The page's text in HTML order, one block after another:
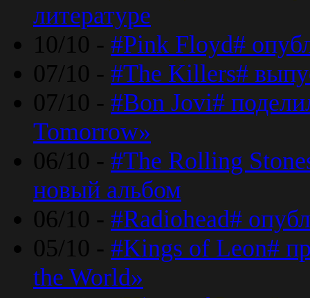
литературе
10/10 - #Pink Floyd#
07/10 - #The Killers#
07/10 - #Bon Jovi#
Tomorrow»
06/10 - #The Rolling
новый альбом
06/10 - #Radiohead#
05/10 - #Kings of Leon#
the World»